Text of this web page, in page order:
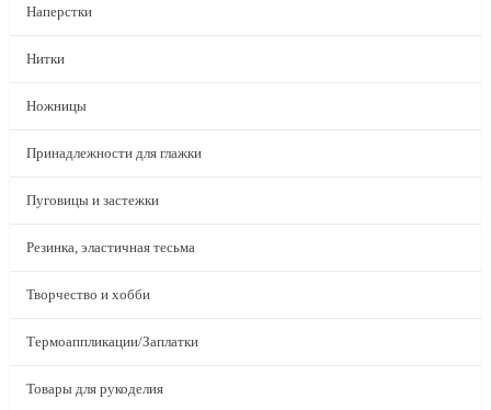
Наперстки
Нитки
Ножницы
Принадлежности для глажки
Пуговицы и застежки
Резинка, эластичная тесьма
Творчество и хобби
Термоаппликации/Заплатки
Товары для рукоделия